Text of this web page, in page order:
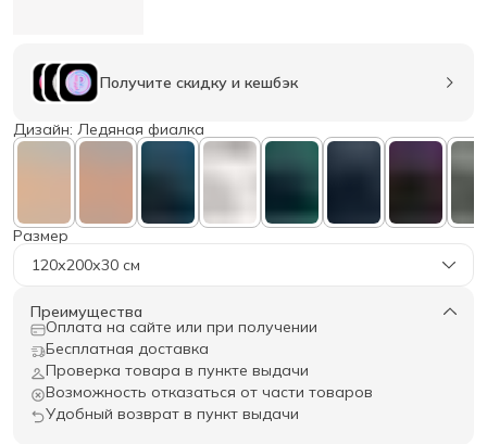
Получите скидку и кешбэк
Дизайн: Ледяная фиалка
Размер
120х200х30 см
Преимущества
Оплата на сайте или при получении
Бесплатная доставка
Проверка товара в пункте выдачи
Возможность отказаться от части товаров
Удобный возврат в пункт выдачи